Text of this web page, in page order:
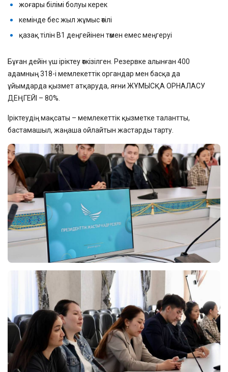
жоғары білімі болуы керек
кемінде бес жыл жұмыс өтілі
қазақ тілін B1 деңгейінен төмен емес меңгеруі
Бұған дейін үш іріктеу өткізілген. Резервке алынған 400
адамның 318-і мемлекеттік органдар мен басқа да
ұйымдарда қызмет атқаруда, яғни ЖҰМЫСҚА ОРНАЛАСУ
ДЕҢГЕЙІ – 80%.
Іріктеудің мақсаты – мемлекеттік қызметке талантты,
бастамашыл, жаңаша ойлайтын жастарды тарту.